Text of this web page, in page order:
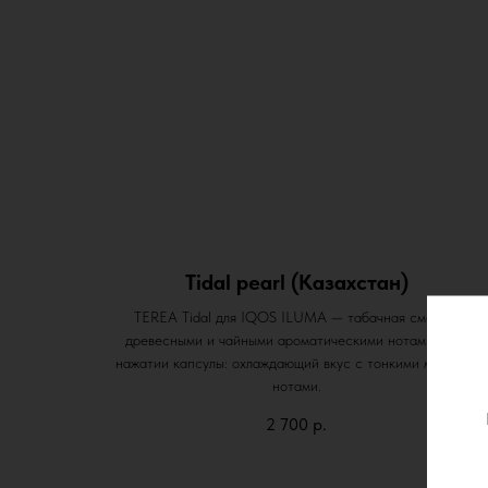
Tidal pearl (Казахстан)
TEREA Tidal для IQOS ILUMA — табачная смесь с
древесными и чайными ароматическими нотами. При
нажатии капсулы: охлаждающий вкус с тонкими мятными
нотами.
2 700 р.